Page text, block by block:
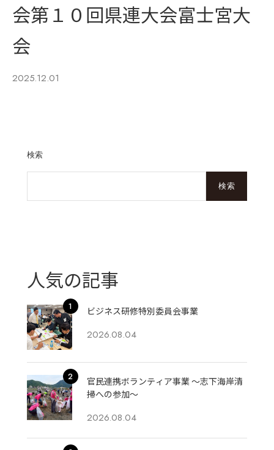
会第１０回県連大会富士宮大
会
2025.12.01
検索
検索
人気の記事
ビジネス研修特別委員会事業
2026.08.04
官民連携ボランティア事業 ～志下海岸清
掃への参加～
2026.08.04